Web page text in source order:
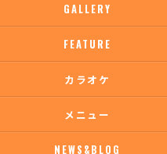
GALLERY
FEATURE
カラオケ
メニュー
NEWS&BLOG